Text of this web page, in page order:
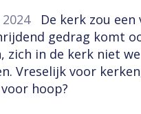
De kerk zou
gedrag komt
zich in de kerk niet
Vreselijk voor
hoop?